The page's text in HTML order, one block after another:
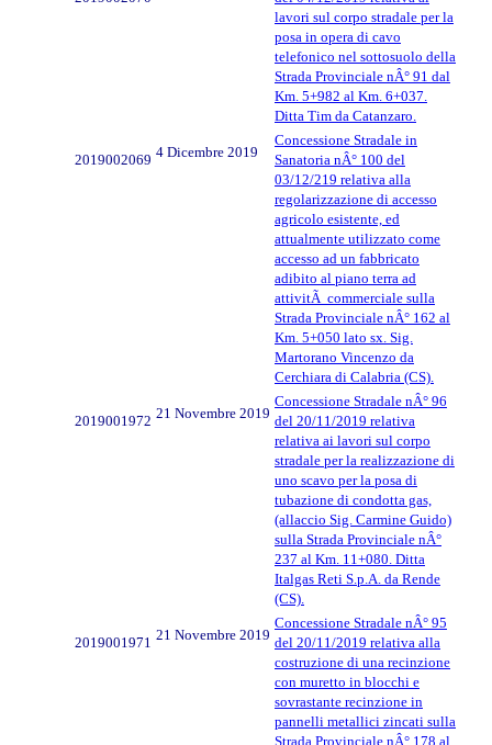
lavori sul corpo stradale per la
posa in opera di cavo
telefonico nel sottosuolo della
Strada Provinciale nÂ° 91 dal
Km. 5+982 al Km. 6+037.
Ditta Tim da Catanzaro.
2019002069 4 Dicembre 2019
Concessione Stradale in
Sanatoria nÂ° 100 del
03/12/219 relativa alla
regolarizzazione di accesso
agricolo esistente, ed
attualmente utilizzato come
accesso ad un fabbricato
adibito al piano terra ad
attivitÃ commerciale sulla
Strada Provinciale nÂ° 162 al
Km. 5+050 lato sx. Sig.
Martorano Vincenzo da
Cerchiara di Calabria (CS).
2019001972 21 Novembre 2019
Concessione Stradale nÂ° 96
del 20/11/2019 relativa
relativa ai lavori sul corpo
stradale per la realizzazione di
uno scavo per la posa di
tubazione di condotta gas,
(allaccio Sig. Carmine Guido)
sulla Strada Provinciale nÂ°
237 al Km. 11+080. Ditta
Italgas Reti S.p.A. da Rende
(CS).
2019001971 21 Novembre 2019
Concessione Stradale nÂ° 95
del 20/11/2019 relativa alla
costruzione di una recinzione
con muretto in blocchi e
sovrastante recinzione in
pannelli metallici zincati sulla
Strada Provinciale nÂ° 178 al